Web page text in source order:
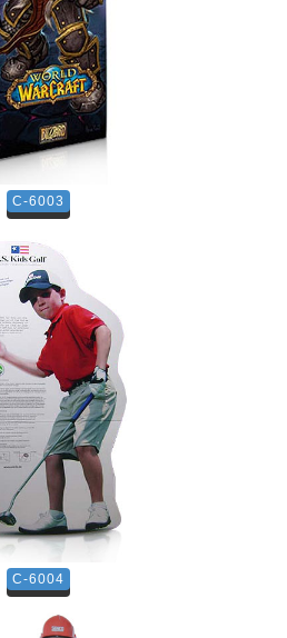
C-6003
C-6004